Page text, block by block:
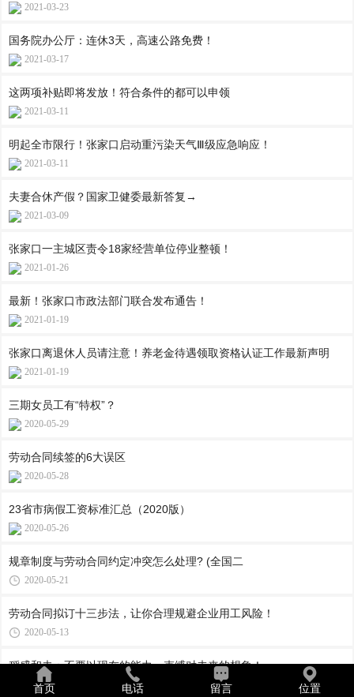
2021-03-23
国务院办公厅：连休3天，高速公路免费！
2021-03-17
这两项补贴即将发放！符合条件的都可以申领
2021-03-11
明起全市限行！张家口启动重污染天气Ⅲ级应急响应！
2021-03-11
夫妻合休产假？国家卫健委最新答复→
2021-03-09
张家口一主城区责令18家经营单位停业整顿！
2021-01-26
最新！张家口市政法部门联合发布通告！
2021-01-19
张家口离退休人员请注意！养老金待遇领取资格认证工作最新声明
2021-01-19
三期女员工有“特权”？
2020-05-29
劳动合同续签的6大误区
2020-05-28
23省市病假工资标准汇总（2020版）
2020-05-26
规章制度与劳动合同约定冲突怎么处理? (​全国二
2020-05-21
劳动合同拟订十三步法，让你合理规避企业用工风险！
2020-05-13
稻盛和夫：不要以现在的能力，束缚对未来的想象！
2020-04-28
首页 电话 留言 位置